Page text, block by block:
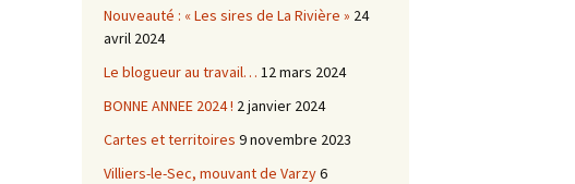
Nouveauté : « Les sires de La Rivière » 24
avril 2024
Le blogueur au travail… 12 mars 2024
BONNE ANNEE 2024 ! 2 janvier 2024
Cartes et territoires 9 novembre 2023
Villiers-le-Sec, mouvant de Varzy6